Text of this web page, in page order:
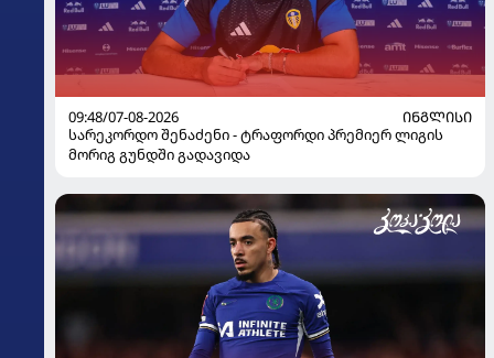
09:48/07-08-2026
ᲘᲜᲒᲚᲘᲡᲘ
სარეკორდო შენაძენი - ტრაფორდი პრემიერ ლიგის
მორიგ გუნდში გადავიდა